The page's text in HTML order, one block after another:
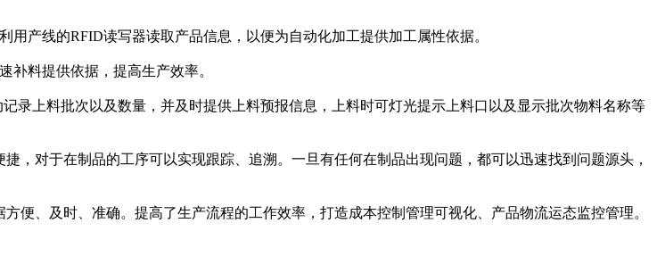
产线的RFID读写器读取产品信息，以便为自动化加工提供加工属性依据。
补料提供依据，提高生产效率。
录上料批次以及数量，并及时提供上料预报信息，上料时可灯光提示上料口以及显示批次物料名称等
，对于在制品的工序可以实现跟踪、追溯。一旦有任何在制品出现问题，都可以迅速找到问题源头，
便、及时、准确。提高了生产流程的工作效率，打造成本控制管理可视化、产品物流运态监控管理。